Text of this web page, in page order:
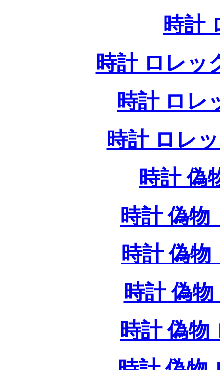
時計
時計 ロレッ
時計 ロレ
時計 ロレ
時計 偽
時計 偽物
時計 偽物
時計 偽
時計 偽物